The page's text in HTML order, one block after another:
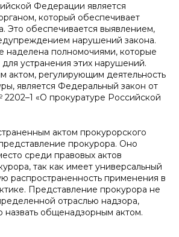
Федерации является
который обеспечивает
Это обеспечивается выявлением,
нарушений закона.
наделена полномочиями, которые
устранения этих нарушений.
актом, регулирующим деятельность
является Федеральный закон от
2202–1 «О прокуратуре Российской
актом прокурорского
прокурора. Оно
среди правовых актов
так как имеет универсальный
распространенность применения в
Представление прокурора не
отраслью надзора,
назвать общенадзорным актом.